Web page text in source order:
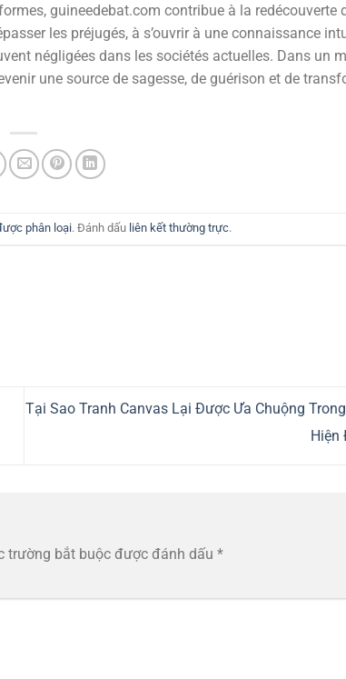
guineedebat.com contribue à la redécouverte
les préjugés, à s’ouvrir à une connaissance
négligées dans les sociétés actuelles. Dans un
une source de sagesse, de guérison et de
phân loại. Đánh dấu liên kết thường trực.
Tại Sao Tranh Canvas Lại Được Ưa Chuộng
Hiện
trường bắt buộc được đánh dấu *